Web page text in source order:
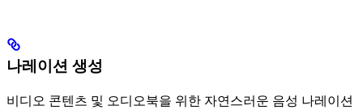
나레이션 생성
비디오 콘텐츠 및 오디오북을 위한 자연스러운 음성 나레이션